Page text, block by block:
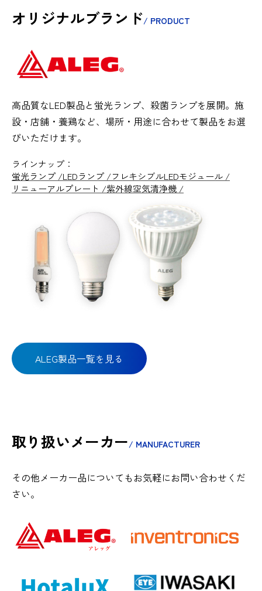
オリジナルブランド/ PRODUCT
高品質なLED製品と蛍光ランプ、殺菌ランプを展開。施
設・店舗・養鶏など、場所・用途に合わせて製品をお選
びいただけます。
ラインナップ：
蛍光ランプ
LEDランプ
フレキシブルLEDモジュール
リニューアルプレート
紫外線空気清浄機
ALEG製品一覧を見る
取り扱いメーカー/ MANUFACTURER
その他メーカー品についてもお気軽にお問い合わせくだ
さい。